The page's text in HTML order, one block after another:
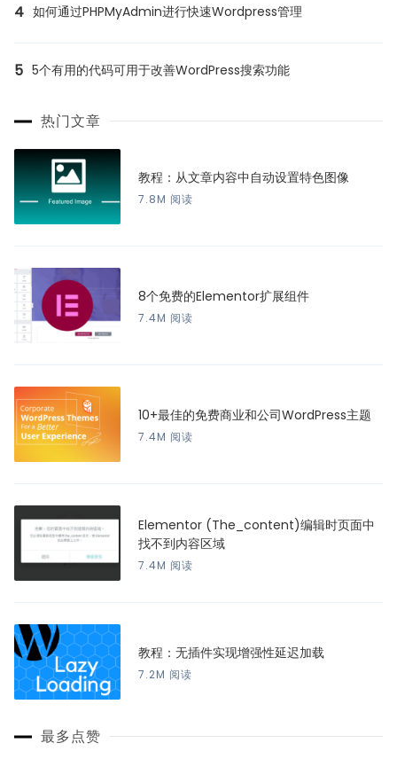
4 如何通过PHPMyAdmin进行快速Wordpress管理
5 5个有用的代码可用于改善WordPress搜索功能
热门文章
教程：从文章内容中自动设置特色图像
7.8M 阅读
8个免费的Elementor扩展组件
7.4M 阅读
10+最佳的免费商业和公司WordPress主题
7.4M 阅读
Elementor (The_content)编辑时页面中
找不到内容区域
7.4M 阅读
教程：无插件实现增强性延迟加载
7.2M 阅读
最多点赞